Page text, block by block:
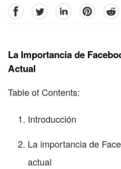
facebookTwitter linkedinpinterestreddit
La Importancia de
Actual
Table of Contents:
Introducción
La importancia de
actual